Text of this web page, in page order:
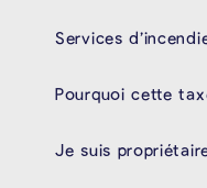
Services
Pourquoi cette
Je suis